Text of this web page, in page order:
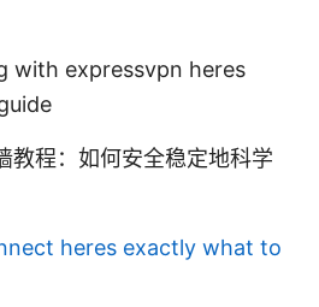
with expressvpn heres
教程：如何安全稳定地科学
heres exactly what to